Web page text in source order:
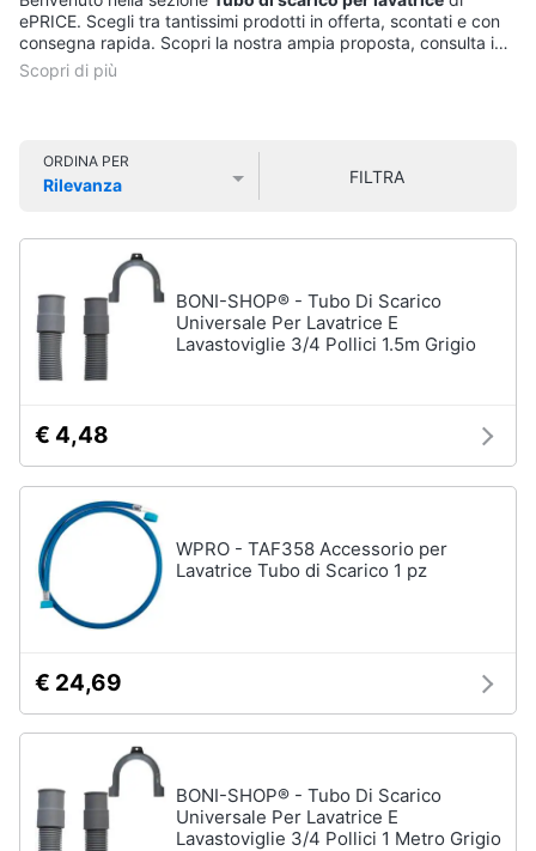
Home
Cinema
e
musica
Clima
Arredo
Brico
e
Giardinaggio
Salute
igiene
Giocattoli
ePRICE. Scegli tra tantissimi prodotti in offerta, scontati e con
consegna rapida. Scopri la nostra ampia proposta, consulta i
prezzi e acquista comodamente online.
ORDINA PER
Rilevanza
FILTRA
BONI-SHOP® - Tubo Di Scarico
Universale Per Lavatrice E
Lavastoviglie 3/4 Pollici 1.5m Grigio
€ 4,48
WPRO - TAF358 Accessorio per
Lavatrice Tubo di Scarico 1 pz
€ 24,69
BONI-SHOP® - Tubo Di Scarico
Universale Per Lavatrice E
Lavastoviglie 3/4 Pollici 1 Metro Grigio